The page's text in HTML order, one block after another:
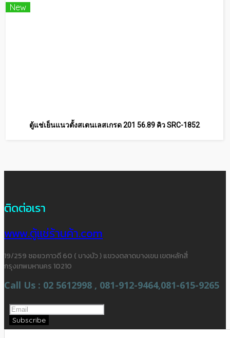
New
ตู้แช่เย็นแนวตั้งสเตนเลสเกรด 201 56.89 คิว SRC-1852
ติดต่อเรา
www.ตู้แช่ร้านค้า.com
19/259 ซอยวภาวดี 60 ( บางบัว ) แขวงตลาดบางเขน เขตหลักสี่
กรุงเทพมหานคร 10210
Call Us : 02 5612998 , 081-912-9464,081-615-9265
Subscribe